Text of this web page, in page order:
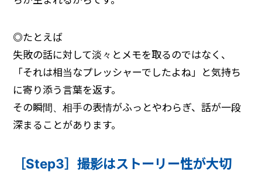
◎たとえば
失敗の話に対して淡々とメモを取るのではなく、
「それは相当なプレッシャーでしたよね」と気持ち
に寄り添う言葉を返す。
その瞬間、相手の表情がふっとやわらぎ、話が一段
深まることがあります。
［Step3］撮影はストーリー性が大切